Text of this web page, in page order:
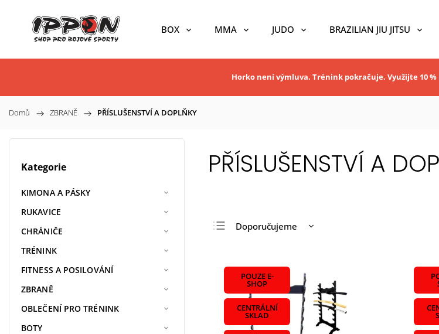
BOX MMA JUDO BRAZILIAN JIU JITSU
Horko není výmluva. Trénink pokračuje. Využijte 10 %
Domů / ZBRANĚ / PŘÍSLUŠENSTVÍ A DOPLŇKY
Kategorie
KIMONA A PÁSKY
RUKAVICE
CHRÁNIČE
TRÉNINK
FITNESS A POSILOVÁNÍ
ZBRANĚ
OBLEČENÍ PRO TRÉNINK
BOTY
PŘÍSLUŠENSTVÍ A
Doporučujeme
Nejdražší
Nejprodávanější
Abecedně
POUZE E-
SHOP
CENTRÁLNÍ
SKLAD